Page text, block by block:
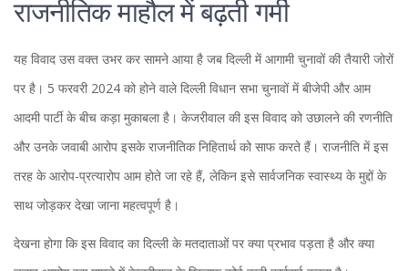
राजनीतिक माहौल में बढ़ती गर्मी
यह विवाद उस वक्त उभर कर सामने आया है जब दिल्ली में आगामी चुनावों की तैयारी जोरों
पर है। 5 फरवरी 2024 को होने वाले दिल्ली विधान सभा चुनावों में बीजेपी और आम
आदमी पार्टी के बीच कड़ा मुकाबला है। केजरीवाल की इस विवाद को उछालने की रणनीति
और उनके जवाबी आरोप इसके राजनीतिक निहितार्थ को साफ करते हैं। राजनीति में इस
तरह के आरोप-प्रत्यारोप आम होते जा रहे हैं, लेकिन इसे सार्वजनिक स्वास्थ्य के मुद्दों के
साथ जोड़कर देखा जाना महत्वपूर्ण है।
देखना होगा कि इस विवाद का दिल्ली के मतदाताओं पर क्या प्रभाव पड़ता है और क्या